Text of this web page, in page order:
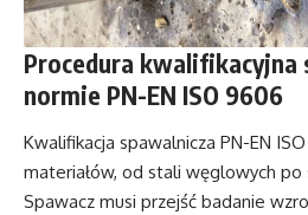
Procedura kwalifikacyjna
normie PN-EN ISO 9606
Kwalifikacja spawalnicza PN-EN
materiałów, od stali węglowych po
Spawacz musi przejść badanie